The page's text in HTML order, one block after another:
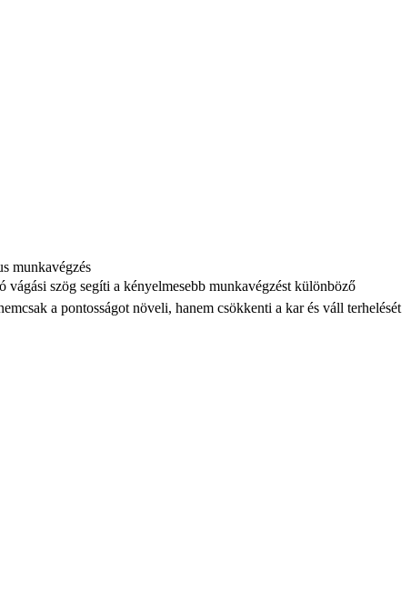
munkavégzés
szög segíti a kényelmesebb munkavégzést különböző
a pontosságot növeli, hanem csökkenti a kar és váll terhelését